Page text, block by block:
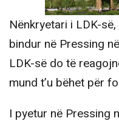
Nënkryetari i LDK-
bindur në Pressing
LDK-së do të
mund t’u bëhet për
I pyetur në Pressing